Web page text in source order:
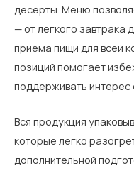
десерты. Меню
— от лёгкого завтрака
приёма пищи для всей
позиций помогает
поддерживать интерес
Вся продукция
которые легко
дополнительной